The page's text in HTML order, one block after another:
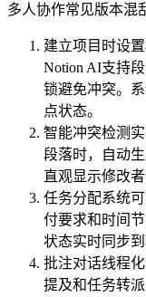
多人协作常见版本混
建立项目时设
Notion AI支持
锁避免冲突。
点状态。
智能冲突检测
段落时，自动
直观显示修改
任务分配系统
付要求和时间
状态实时同步到
批注对话线程
提及和任务转